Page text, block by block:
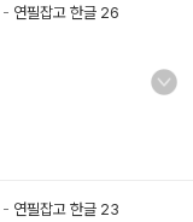
- 연필잡고 한글 26
- 연필잡고 한글 23